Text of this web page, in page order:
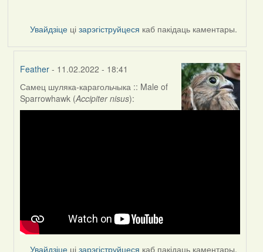
Увайдзіце цізарэгіструйцеся каб пакідаць каментары.
Feather - 11.02.2022 - 18:41
In
reply
Самец шуляка-карагольчыка :: Male of
Sparrowhawk (Accipiter nisus):
Увайдзіце цізарэгіструйцеся каб пакідаць каментары.